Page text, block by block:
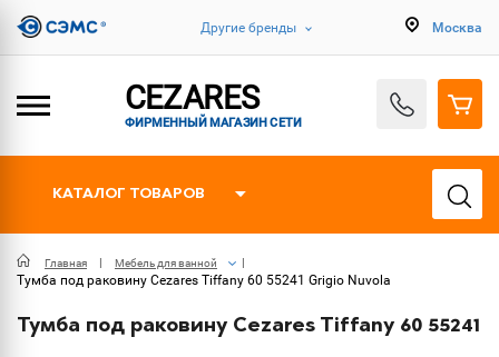
Другие бренды Москва
CEZARES
ФИРМЕННЫЙ МАГАЗИН СЕТИ
КАТАЛОГ ТОВАРОВ
Главная Мебель для ванной
Тумба под раковину Cezares Tiffany 60 55241 Grigio Nuvola
Тумба под раковину Cezares Tiffany 60 55241